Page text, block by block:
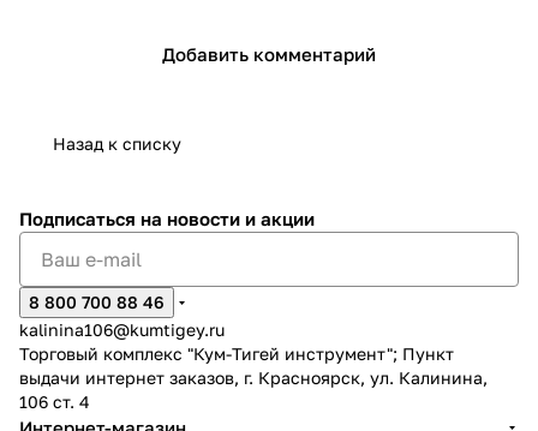
Добавить комментарий
Назад к списку
Подписаться на новости и акции
8 800 700 88 46
kalinina106@kumtigey.ru
Торговый комплекс "Кум-Тигей инструмент"; Пункт
выдачи интернет заказов, г. Красноярск, ул. Калинина,
106 ст. 4
раз в 2 недели